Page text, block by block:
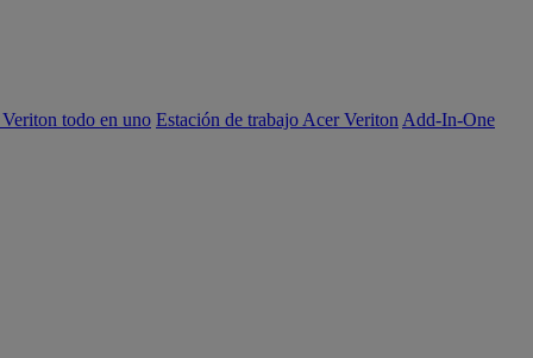
todo en uno Estación de trabajo Acer Veriton Add-In-One